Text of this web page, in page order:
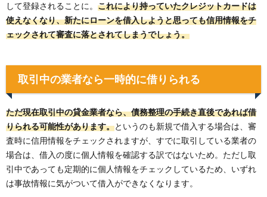
して登録されることに。 これにより持っていたクレジットカードは
使えなくなり、新たにローンを借入しようと思っても信用情報をチ
ェックされて審査に落とされてしまうでしょう。
取引中の業者なら一時的に借りられる
ただ現在取引中の貸金業者なら、債務整理の手続き直後であれば借
りられる可能性があります。というのも新規で借入する場合は、審
査時に信用情報をチェックされますが、すでに取引している業者の
場合は、借入の度に個人情報を確認する訳ではないため。ただし取
引中であっても定期的に個人情報をチェックしているため、いずれ
は事故情報に気がついて借入ができなくなります。